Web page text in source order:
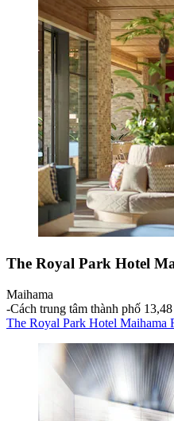
The Royal Park Hotel
Maihama
‐Cách trung tâm thành phố
The Royal Park Hotel Maihama